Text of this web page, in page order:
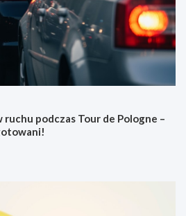
podczas Tour de Pologne –